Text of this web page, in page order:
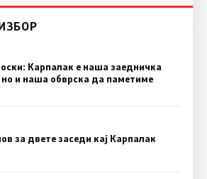
Карпалак е наша заедничка
но и наша обврска да паметиме
за двете заседи кај Карпалак